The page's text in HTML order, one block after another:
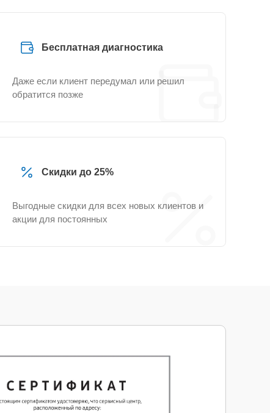
Бесплатная диагностика
Даже если клиент передумал или решил
обратится позже
Скидки до 25%
Выгодные скидки для всех новых клиентов и
акции для постоянных